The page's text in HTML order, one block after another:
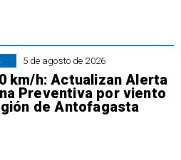
5 de agosto de 2026
km/h: Actualizan Alerta
Preventiva por viento
de Antofagasta